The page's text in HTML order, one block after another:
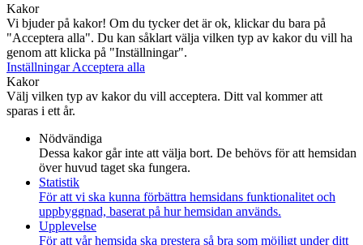
Kakor
Vi bjuder på kakor! Om du tycker det är ok, klickar du bara på
"Acceptera alla". Du kan såklart välja vilken typ av kakor du vill ha
genom att klicka på "Inställningar".
InställningarAcceptera alla
Kakor
Välj vilken typ av kakor du vill acceptera. Ditt val kommer att
sparas i ett år.
Nödvändiga
Dessa kakor går inte att välja bort. De behövs för att hemsidan
över huvud taget ska fungera.
Statistik
För att vi ska kunna förbättra hemsidans funktionalitet och
uppbyggnad, baserat på hur hemsidan används.
Upplevelse
För att vår hemsida ska prestera så bra som möjligt under ditt